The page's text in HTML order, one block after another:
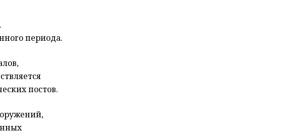
периода.
постов.